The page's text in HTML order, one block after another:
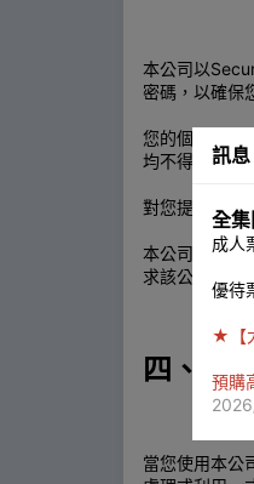
本公司以
密碼，以確保
您的個人資料
均不得亦無法
對您提供之個
本公司以符合
求該公司對因
四、當
當您使用本公
訊息
全
成人
優待
★【
預購